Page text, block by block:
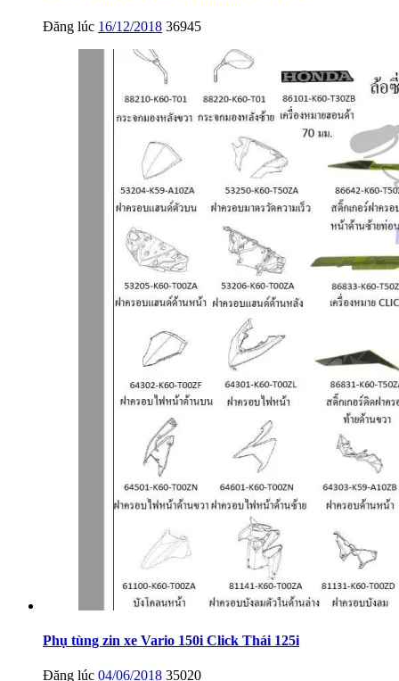
Đăng lúc 16/12/2018 36945
Phụ tùng zin xe Vario 150i Click Thái 125i
Đăng lúc 04/06/2018 35020